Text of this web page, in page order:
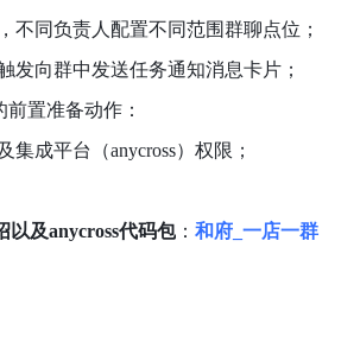
不同负责人配置不同范围群聊点位；
发向群中发送任务通知消息卡片；
置准备动作：
集成平台（anycross）权限；
以及anycross代码包： 和府_一店一群